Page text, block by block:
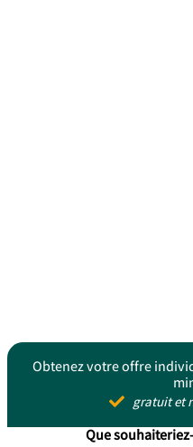
Obtenez votre offre
gratuit et
Que